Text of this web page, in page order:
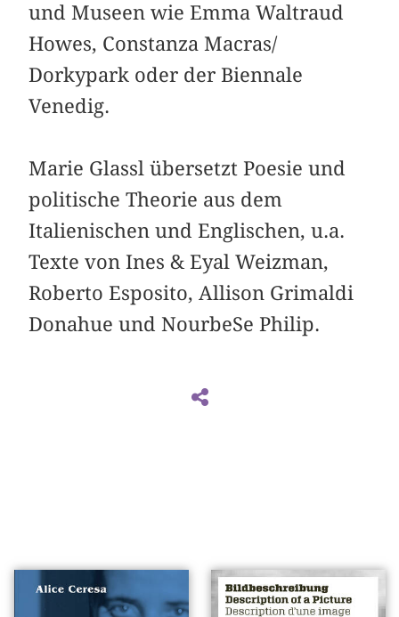
und Museen wie Emma Waltraud
Howes, Constanza Macras/
Dorkypark oder der Biennale
Venedig.
Marie Glassl übersetzt Poesie und
politische Theorie aus dem
Italienischen und Englischen, u.a.
Texte von Ines & Eyal Weizman,
Roberto Esposito, Allison Grimaldi
Donahue und NourbeSe Philip.